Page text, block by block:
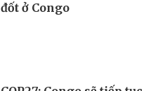
đốt ở Congo